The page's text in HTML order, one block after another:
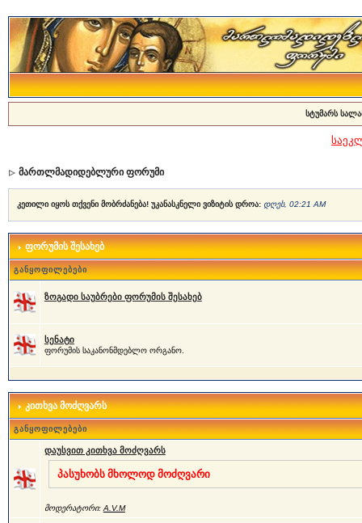
სტუმარს
მართლმადიდებლური ფორუმი
კეთილი იყოს თქვენი მობრძანება! უკანასკნელი ვიზიტის დროა: დღეს, 02:21 AM
ფორუმის შესახებ
განყოფილებები
ზოგადი საუბრები ფორუმის შესახებ
სენატი
ფორუმის საკანონმდებლო ორგანო.
კითხვა მოძღვარს
განყოფილებები
დაუსვით კითხვა მოძღვარს
პასუხობს მხოლოდ მოძღვარი
მოდერატორი: A.V.M